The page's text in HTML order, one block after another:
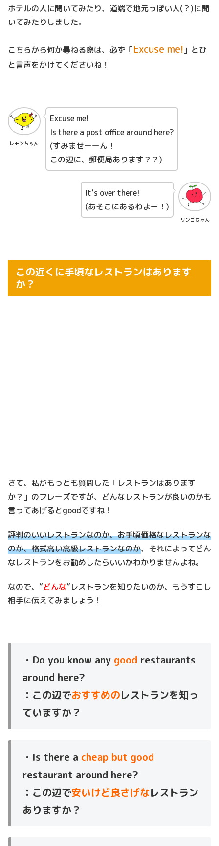
ホテルの人に聞いてみたり、道端で地元っぽい人(？)に聞
いてみたりしました。
こちらから何か尋ねる際は、必ず「Excuse me! 」とひ
と言声をかけてくださいね！
レモンちゃん
Excuse me!
Is there a post office around here?
(すみませーーん！
この辺に、郵便局あります？？)
リンゴちゃん
It’s over there!
(あそこにあるわよー！)
この近くに手頃なレストランはあります
か？
さて、私がもっとも質問した「レストランはあります
か？」のフレーズですが、どんなレストランが良いのかも
言ってあげるとgoodですね！
評判のいいレストランなのか、お手頃価格なレストランな
のか、格式高い高級レストランなのか、それによってどん
なレストランをお勧めしたらいいかわかりませんよね。
なので、”どんな”レストランを知りたいのか、もうすこし
相手に伝えてみましょう！
・Do you know any good restaurants
around here?
：この辺でおすすめのレストランを知っ
ていますか？
・Is there a cheap but good
restaurant around here?
：この辺で安いけど良さげなレストラン
ありますか？